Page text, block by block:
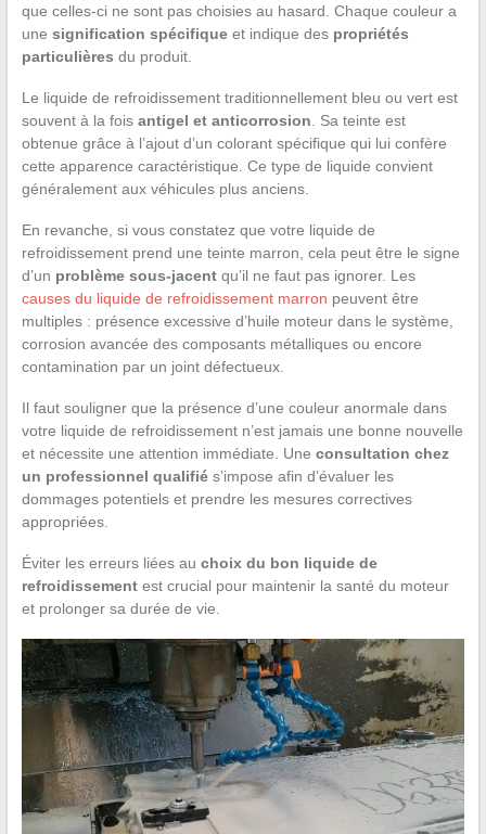
que celles-ci ne sont pas choisies au hasard. Chaque couleur a
une signification spécifiqueet indique des propriétés
particulières du produit.
Le liquide de refroidissement traditionnellement bleu ou vert est
souvent à la fois antigel et anticorrosion. Sa teinte est
obtenue grâce à l’ajout d’un colorant spécifique qui lui confère
cette apparence caractéristique. Ce type de liquide convient
généralement aux véhicules plus anciens.
En revanche, si vous constatez que votre liquide de
refroidissement prend une teinte marron, cela peut être le signe
d’un problème sous-jacentqu’il ne faut pas ignorer. Les
causes du liquide de refroidissement marron peuvent être
multiples : présence excessive d’huile moteur dans le système,
corrosion avancée des composants métalliques ou encore
contamination par un joint défectueux.
Il faut souligner que la présence d’une couleur anormale dans
votre liquide de refroidissement n’est jamais une bonne nouvelle
et nécessite une attention immédiate. Une consultation chez
un professionnel qualifiés’impose afin d’évaluer les
dommages potentiels et prendre les mesures correctives
appropriées.
Éviter les erreurs liées au choix du bon liquide de
refroidissementest crucial pour maintenir la santé du moteur
et prolonger sa durée de vie.